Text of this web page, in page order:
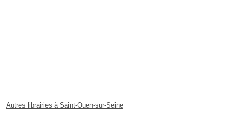
Autres librairies à Saint-Ouen-sur-Seine